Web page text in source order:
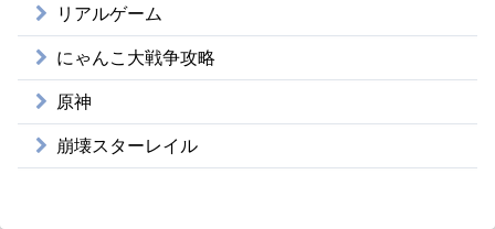
リアルゲーム
にゃんこ大戦争攻略
原神
崩壊スターレイル